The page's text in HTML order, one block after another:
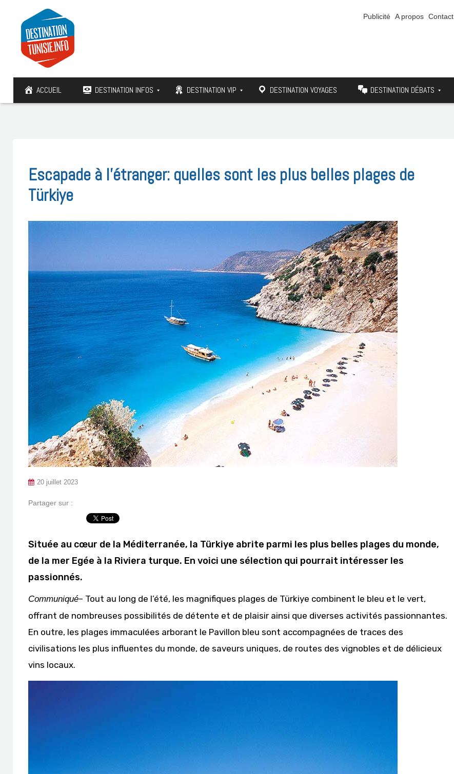
Publicité A propos Contact
ACCUEIL DESTINATION INFOS DESTINATION VIP DESTINATION VOYAGES DESTINATION DÉBATS
Escapade à l’étranger: quelles sont les plus belles plages de
Türkiye
20 juillet 2023
Partager sur :
Située au cœur de la Méditerranée, la Türkiye abrite parmi les plus belles plages du monde,
de la mer Egée à la Riviera turque. En voici une sélection qui pourrait intéresser les
passionnés.
Communiqué– Tout au long de l’été, les magnifiques plages de Türkiye combinent le bleu et le vert,
offrant de nombreuses possibilités de détente et de plaisir ainsi que diverses activités passionnantes.
En outre, les plages immaculées arborant le Pavillon bleu sont accompagnées de traces des
civilisations les plus influentes du monde, de saveurs uniques, de routes des vignobles et de délicieux
vins locaux.